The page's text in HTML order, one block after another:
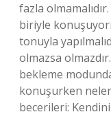
fazla
biriyle
tonuyla
olmazsa
bekleme
konuşurken
becerileri: